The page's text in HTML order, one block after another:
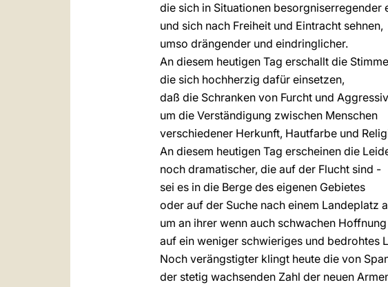
die sich in Situationen
und sich nach Freiheit und Eintracht sehnen,
umso drängender und eindringlicher.
An diesem heutigen Tag erschallt die
die sich hochherzig dafür einsetzen,
daß die Schranken von Furcht und
um die Verständigung zwischen Menschen
verschiedener Herkunft, Hautfarbe und
An diesem heutigen Tag erscheinen die
noch dramatischer, die auf der Flucht sind -
sei es in die Berge des eigenen Gebietes
oder auf der Suche nach einem Landeplatz
um an ihrer wenn auch schwachen Hoffnung
auf ein weniger schwieriges und bedrohtes
Noch verängstigter klingt heute die von
der stetig wachsenden Zahl der neuen